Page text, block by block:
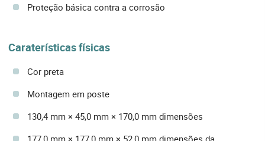
Proteção básica contra a corrosão
Caraterísticas físicas
Cor preta
Montagem em poste
130,4 mm × 45,0 mm × 170,0 mm dimensões
177,0 mm × 177,0 mm × 52,0 mm dimensões da